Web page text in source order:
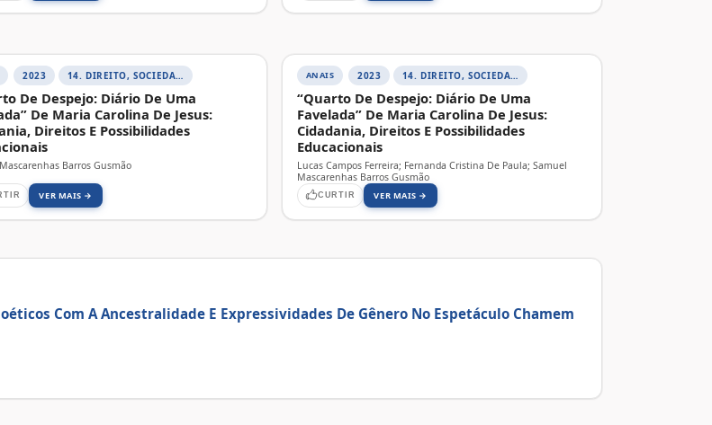
2023 14. DIREITO, SOCIEDADE E CONTEMPORANEIDADE
De Despejo: Diário De Uma
De Maria Carolina De Jesus:
Direitos E Possibilidades
Barros Gusmão
VER MAIS →
ANAIS 2023 14. DIREITO, SOCIEDADE E CONTEMPORANEIDADE
“Quarto De Despejo: Diário De Uma
Favelada” De Maria Carolina De Jesus:
Cidadania, Direitos E Possibilidades
Educacionais
Lucas Campos Ferreira; Fernanda Cristina De Paula; Samuel
Mascarenhas Barros Gusmão
CURTIR VER MAIS →
Com A Ancestralidade E Expressividades De Gênero No Espetáculo Chamem